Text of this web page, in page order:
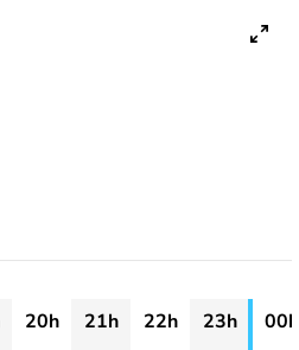
20h 21h 22h 23h
00h